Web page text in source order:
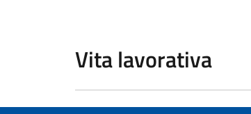
Vita lavorativa